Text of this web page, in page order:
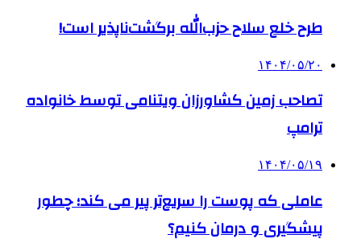
طرح خلع سلاح حزب‌الله برگشت‌ناپذیر است!
۱۴۰۴/۰۵/۲۰
تصاحب زمین کشاورزان ویتنامی توسط خانواده
ترامپ
۱۴۰۴/۰۵/۱۹
عاملی که پوست را سریع‌تر پیر می کند؛ چطور
پیشگیری و درمان کنیم؟